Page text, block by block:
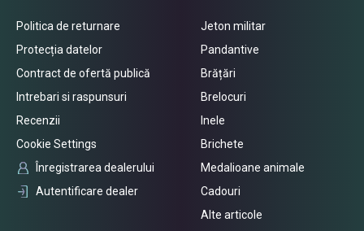
Politica de returnare
Protecția datelor
Contract de ofertă publică
Intrebari si raspunsuri
Recenzii
Cookie Settings
Înregistrarea dealerului
Autentificare dealer
Jeton militar
Pandantive
Brățări
Brelocuri
Inele
Brichete
Medalioane animale
Cadouri
Alte articole